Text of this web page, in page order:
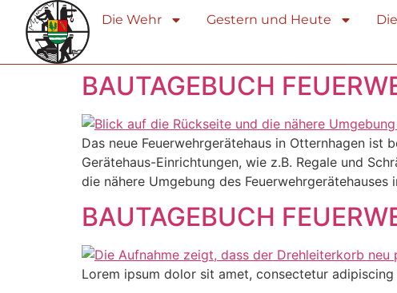
Die Wehr Gestern und Heute
BAUTAGEBUCH
Das neue Feuerwehrgerätehaus in Otternhagen
Gerätehaus-Einrichtungen, wie z.B. Regale und
die nähere Umgebung des Feuerwehrgerätehauses
BAUTAGEBUCH
Lorem ipsum dolor sit amet, consectetur